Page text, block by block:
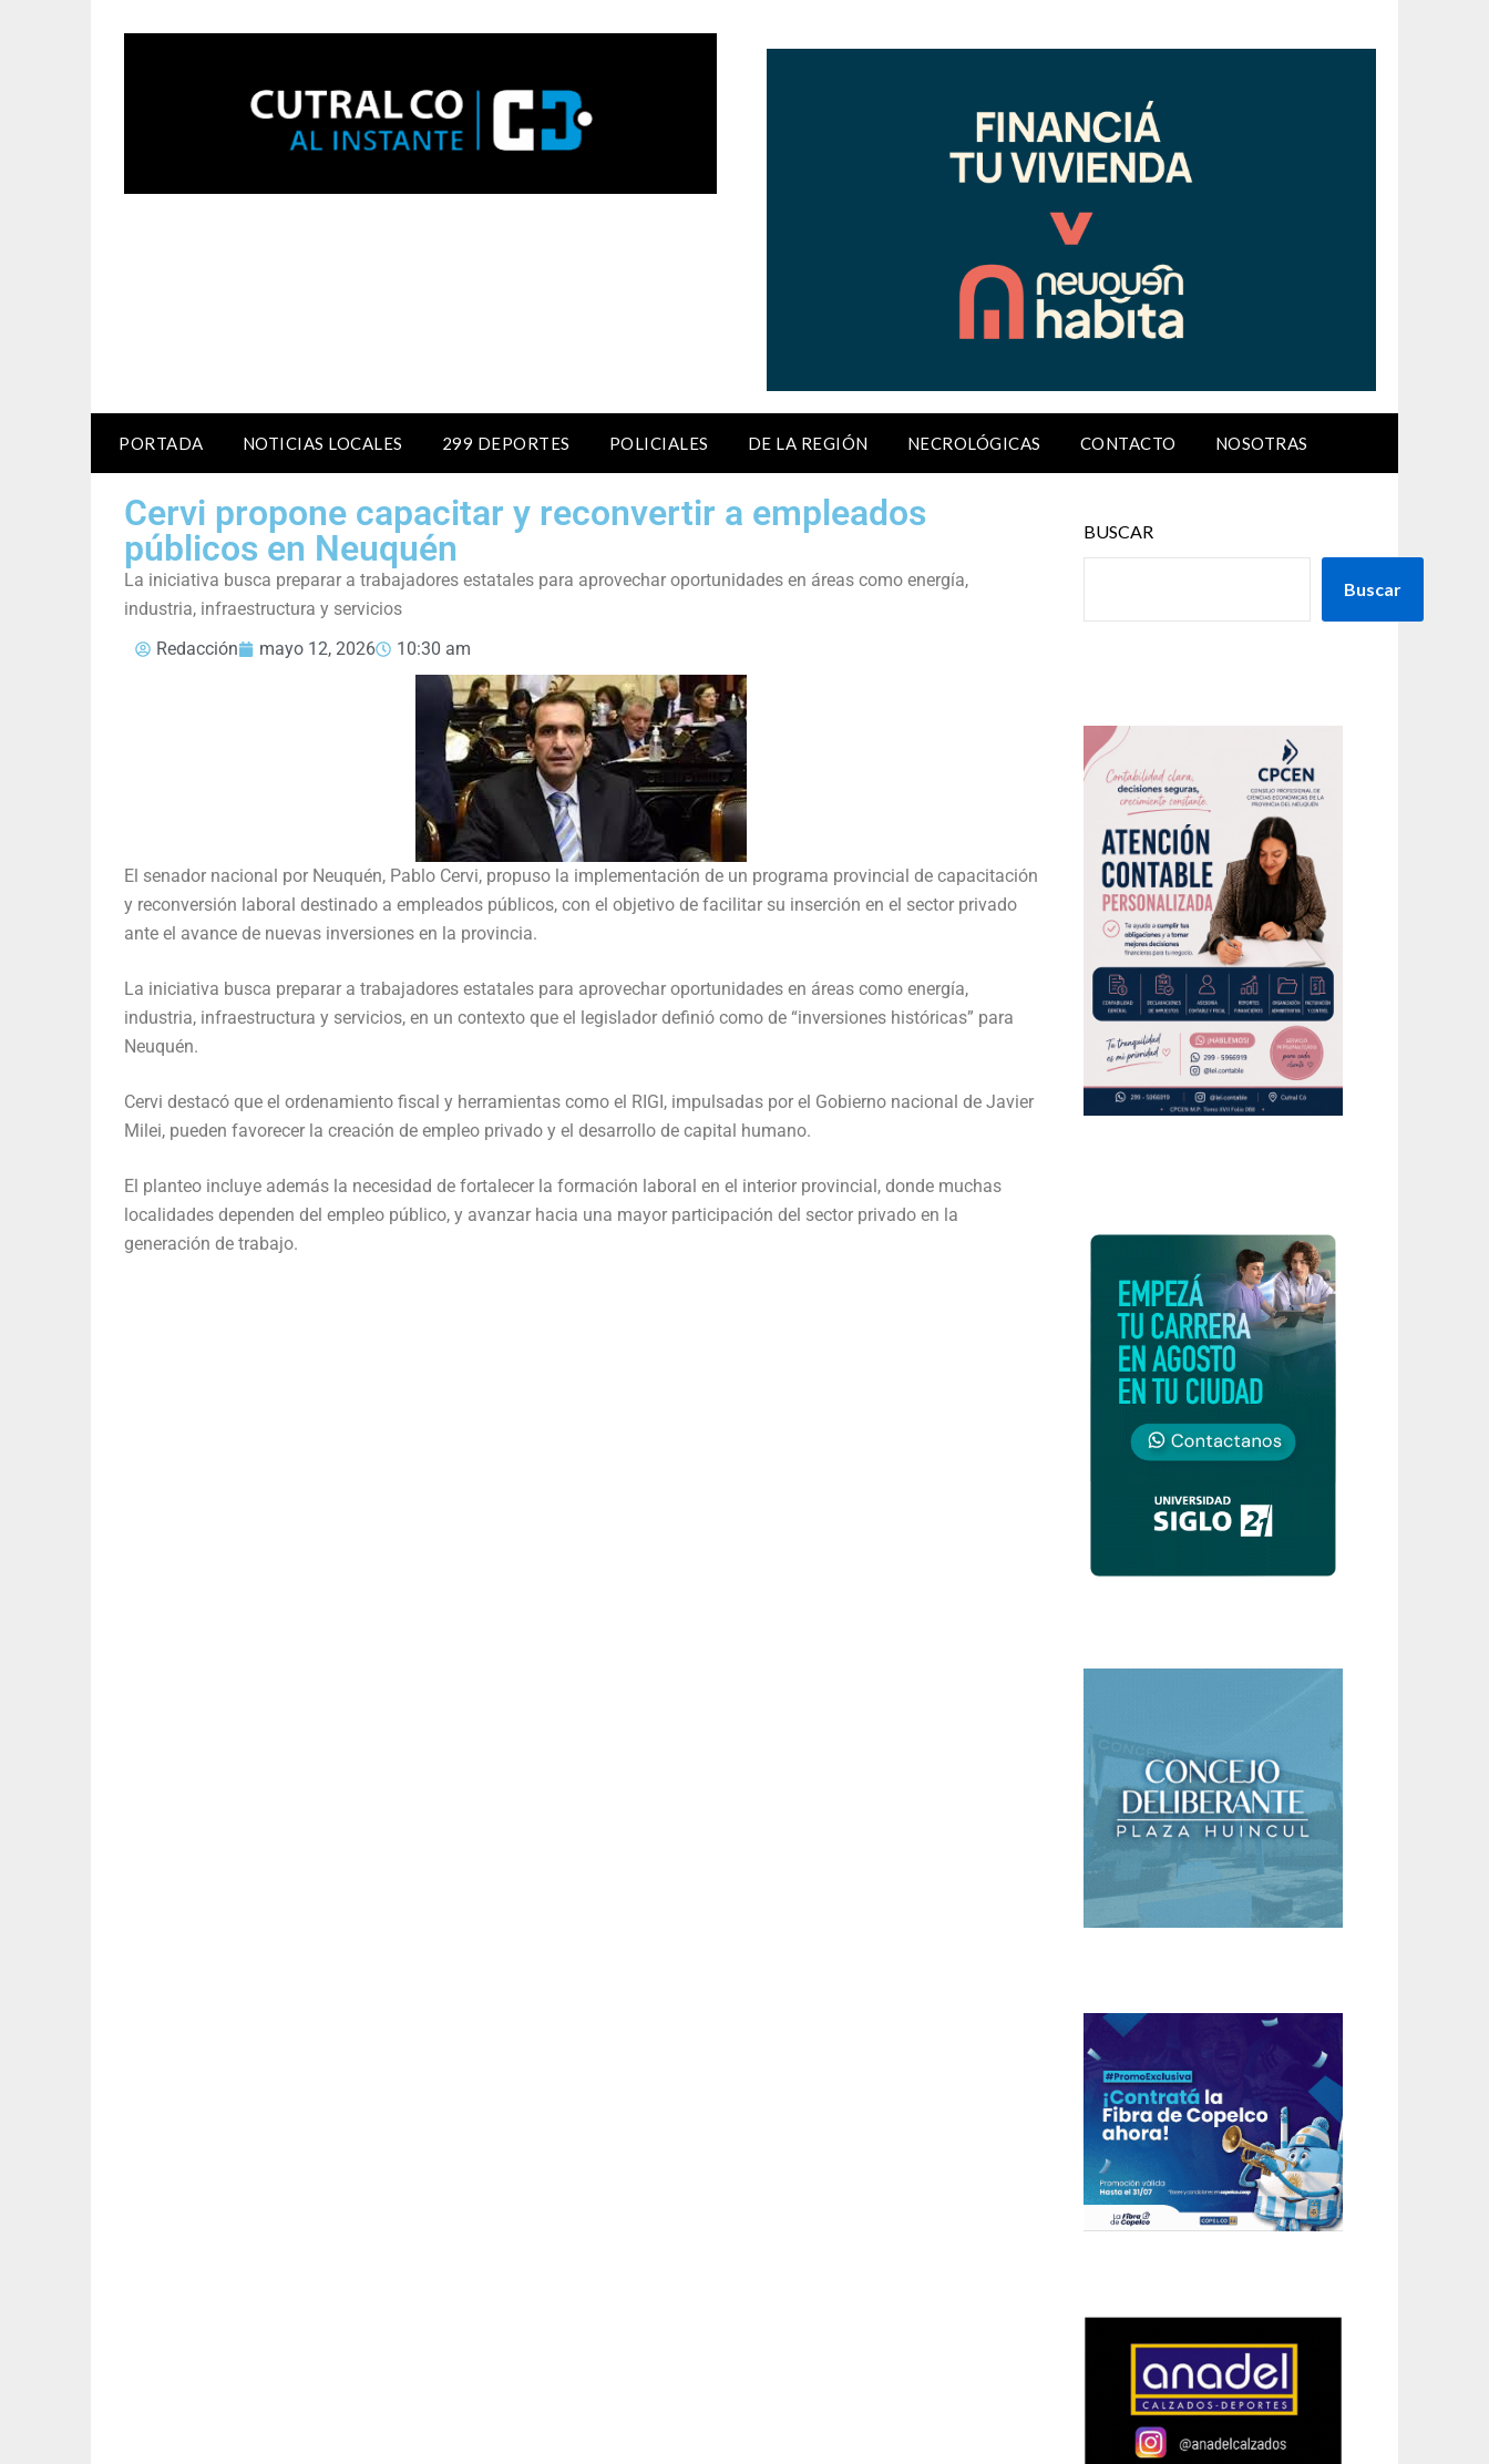
PORTADA NOTICIAS LOCALES 299 DEPORTES POLICIALES DE LA REGIÓN NECROLÓGICAS CONTACTO NOSOTRAS
Cervi propone capacitar y reconvertir a empleados
públicos en Neuquén
La iniciativa busca preparar a trabajadores estatales para aprovechar oportunidades en áreas como energía,
industria, infraestructura y servicios
Redacción
mayo 12, 2026 10:30 am
El senador nacional por Neuquén, Pablo Cervi, propuso la implementación de un programa provincial de capacitación
y reconversión laboral destinado a empleados públicos, con el objetivo de facilitar su inserción en el sector privado
ante el avance de nuevas inversiones en la provincia.
La iniciativa busca preparar a trabajadores estatales para aprovechar oportunidades en áreas como energía,
industria, infraestructura y servicios, en un contexto que el legislador definió como de “inversiones históricas” para
Neuquén.
Cervi destacó que el ordenamiento fiscal y herramientas como el RIGI, impulsadas por el Gobierno nacional de Javier
Milei, pueden favorecer la creación de empleo privado y el desarrollo de capital humano.
El planteo incluye además la necesidad de fortalecer la formación laboral en el interior provincial, donde muchas
localidades dependen del empleo público, y avanzar hacia una mayor participación del sector privado en la
generación de trabajo.
BUSCAR
Buscar